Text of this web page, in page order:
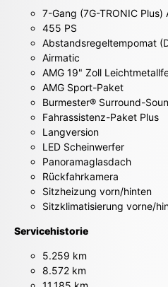
7-Gang (7G-TRONIC
455 PS
Abstandsregeltempomat
Airmatic
AMG 19" Zoll
AMG Sport-Paket
Burmester® Surround-
Fahrassistenz-Paket Plus
Langversion
LED Scheinwerfer
Panoramaglasdach
Rückfahrkamera
Sitzheizung vorn/hinten
Sitzklimatisierung vorne/
Servicehistorie
5.259 km
8.572 km